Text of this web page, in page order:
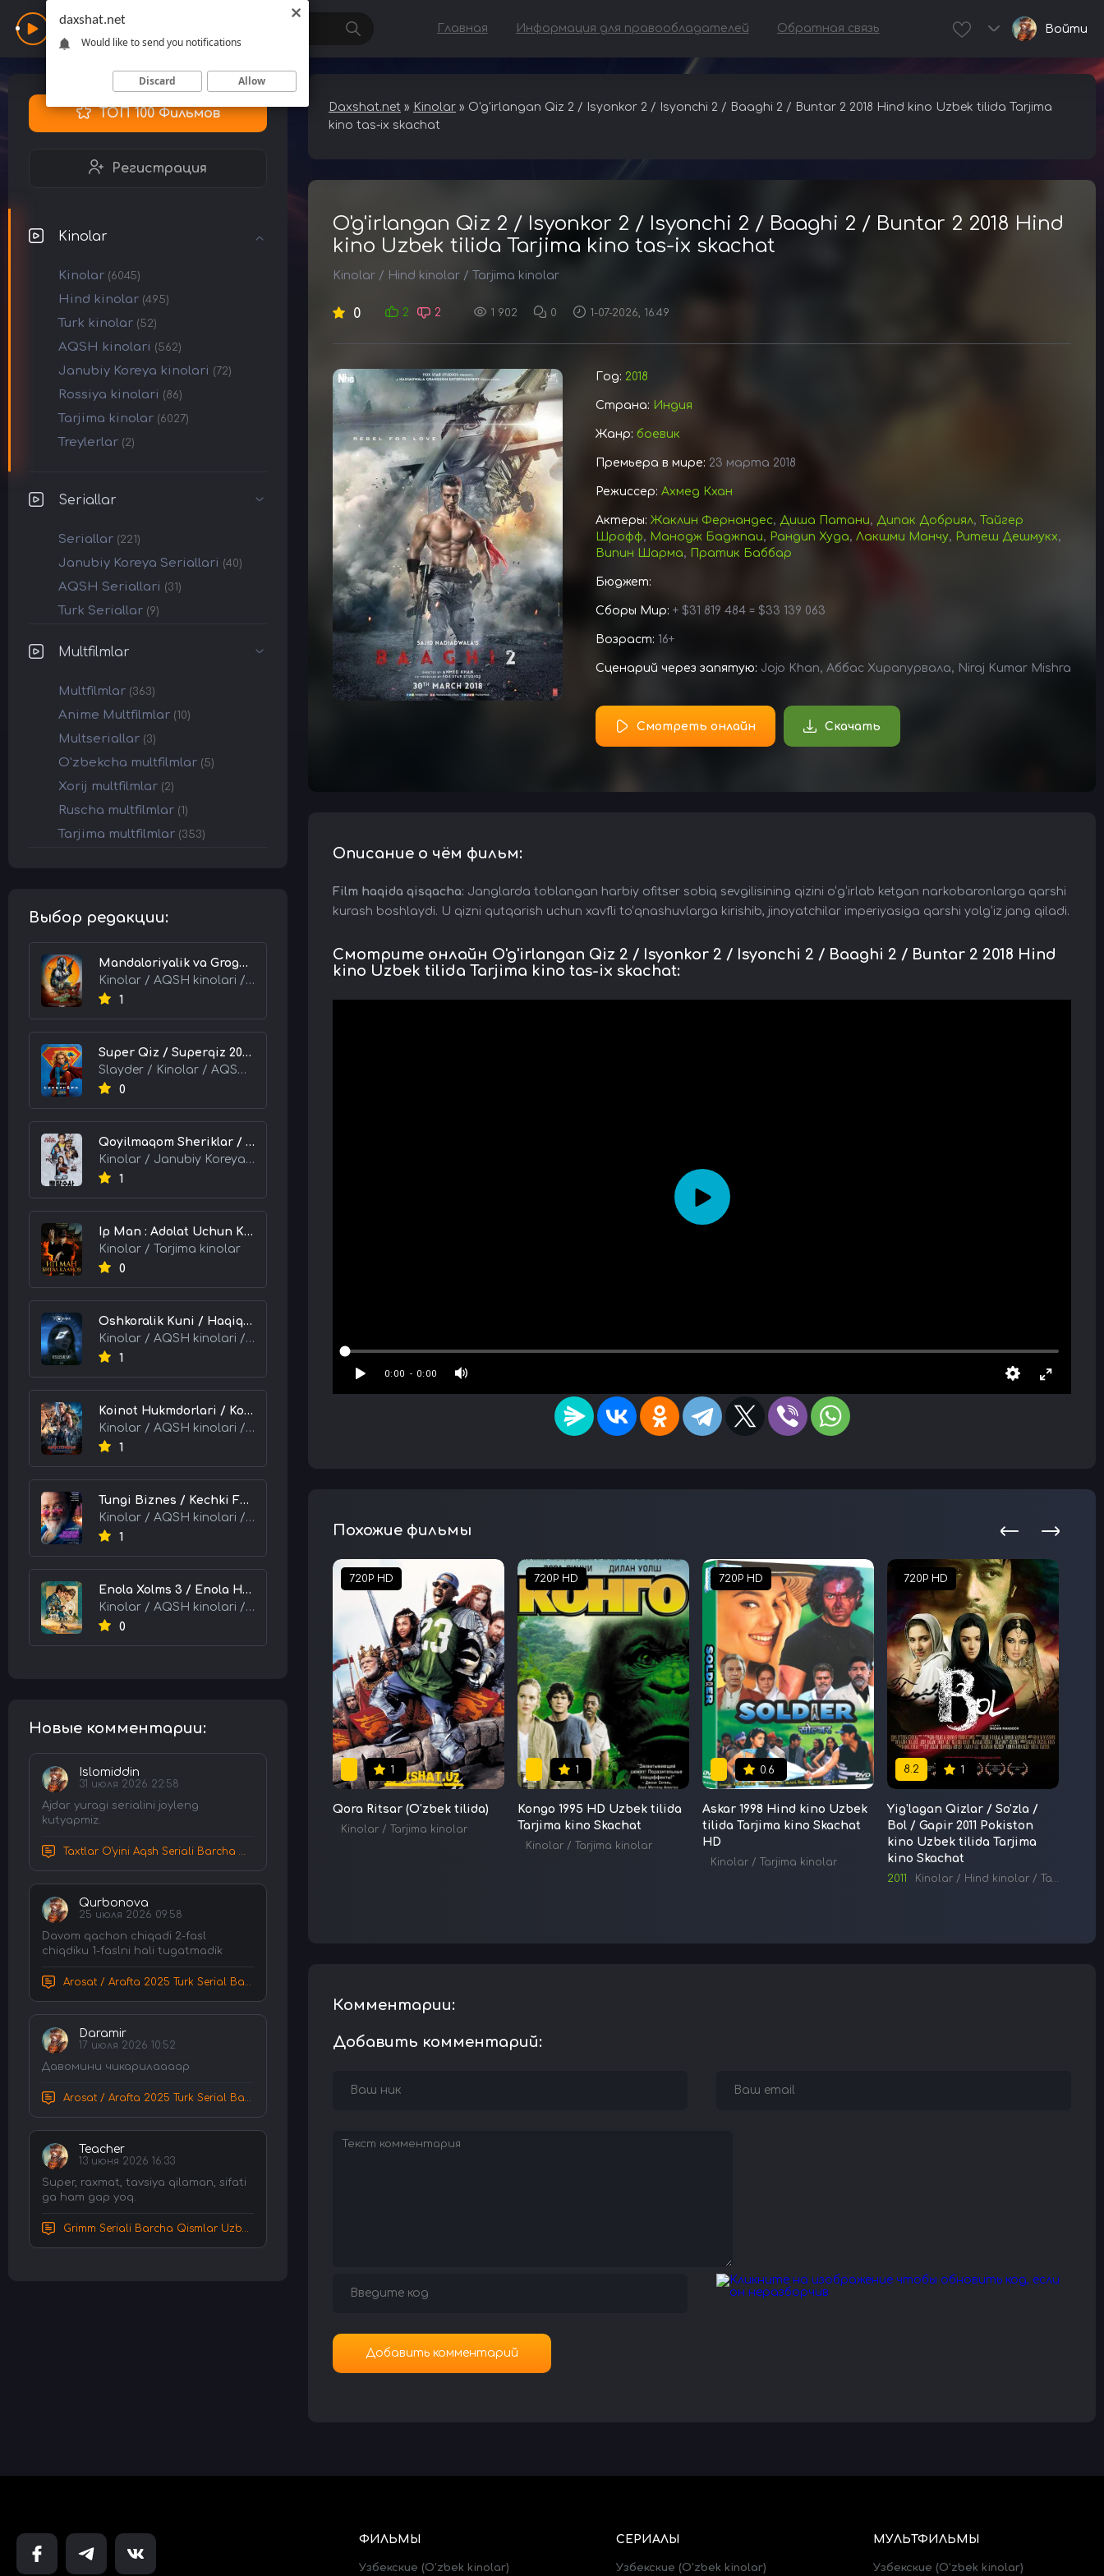
Daxshat Главная Информация для правообладателей Обратная связь Войти
ТОП 100 Фильмов
Регистрация
Kinolar
Kinolar (6045)
Hind kinolar (495)
Turk kinolar (52)
AQSH kinolari (562)
Janubiy Koreya kinolari (72)
Rossiya kinolari (86)
Tarjima kinolar (6027)
Treylerlar (2)
Seriallar
Seriallar (221)
Janubiy Koreya Seriallari (40)
AQSH Seriallari (31)
Turk Seriallar (9)
Multfilmlar
Multfilmlar (363)
Anime Multfilmlar (10)
Multseriallar (3)
O'zbekcha multfilmlar (5)
Xorij multfilmlar (2)
Ruscha multfilmlar (1)
Tarjima multfilmlar (353)
Выбор редакции:
Mandaloriyalik va Grogu 2026 HD Uzbek tilida Tarjima kino skachat tas-ix
Kinolar / AQSH kinolari / Tarjima kinolar
1
Super Qiz / Superqiz 2026 HD Uzbek tilida Tarjima kino skachat tas-ix
Slayder / Kinolar / AQSH kinolari / Tarjima kinolar
0
Qoyilmaqom Sheriklar / Ideal Hamkorlar / Eng Kuchli Duet 2026 HD Uzbek tilida Tarjima kino skachat tas-ix
Kinolar / Janubiy Koreya kinolari / Tarjima kinolar
1
Ip Man : Adolat Uchun Kurash / Ip Man: Klanlar Jangi / Buyuk Ustoz Ip Man 2 2026 HD Uzbek tilida Tarjima kino skachat tas-ix
Kinolar / Tarjima kinolar
0
Oshkoralik Kuni / Haqiqat Oshkor Bo'lgan Kun / Sirlar Ochiladigan Kun 2026 HD Uzbek tilida Tarjima kino skachat tas-ix
Kinolar / AQSH kinolari / Tarjima kinolar
1
Koinot Hukmdorlari / Koinot Himoyachilari / Koinot Egalari 2026 HD Uzbek tilida tas-ix tarjima kino skachat
Kinolar / AQSH kinolari / Tarjima kinolar
1
Tungi Biznes / Kechki Faoliyat / Tijorat 2026 HD Uzbek tilida Tarjima kino skachat tas-ix
Kinolar / AQSH kinolari / Tarjima kinolar
1
Enola Xolms 3 / Enola Holms 3 2026 HD Uzbek tilida Tarjima kino tas-ix skachat
Kinolar / AQSH kinolari / Tarjima kinolar
0
Новые комментарии:
Islomiddin
31 июля 2026 22:58
Ajdar yuragi serialini joyleng
kutyapmiz.
Taxtlar O'yini Aqsh Seriali Barcha Qismlar Uzbek tilida Tarjima Serial HD Skachat
Qurbonova
25 июля 2026 09:58
Davom qachon chiqadi 2-fasl
chiqdiku 1-faslni hali tugatmadik
Arosat / Arafta 2025 Turk Serial Barcha Qismlar Uzbek tilida Tarjima Serial tas-ix skachat
Daramir
17 июля 2026 10:52
Давомини чикарилаааар
Arosat / Arafta 2025 Turk Serial Barcha Qismlar Uzbek tilida Tarjima Serial tas-ix skachat
Teacher
13 июня 2026 16:33
Super, raxmat, tavsiya qilaman, sifati
ga ham gap yoq.
Grimm Seriali Barcha Qismlar Uzbek tilida Tarjima serial HD Skachat
Daxshat.net » Kinolar » O'g'irlangan Qiz 2 / Isyonkor 2 / Isyonchi 2 / Baaghi 2 / Buntar 2 2018 Hind kino Uzbek tilida Tarjima
kino tas-ix skachat
O'g'irlangan Qiz 2 / Isyonkor 2 / Isyonchi 2 / Baaghi 2 / Buntar 2 2018 Hind
kino Uzbek tilida Tarjima kino tas-ix skachat
Kinolar / Hind kinolar / Tarjima kinolar
0 2 2 1 902 0 1-07-2026, 16:49
Год: 2018
Страна: Индия
Жанр: боевик
Премьера в мире: 23 марта 2018
Режиссер: Ахмед Кхан
Актеры: Жаклин Фернандес, Диша Патани, Дипак Добриял, Тайгер
Шрофф, Манодж Баджпаи, Рандип Худа, Лакшми Манчу, Ритеш Дешмукх,
Випин Шарма, Пратик Баббар
Бюджет:
Сборы Мир: + $31 819 484 = $33 139 063
Возраст: 16+
Сценарий через запятую: Jojo Khan, Аббас Хирапурвала, Niraj Kumar Mishra
Смотреть онлайн Скачать
Описание о чём фильм:
Film haqida qisqacha: Janglarda toblangan harbiy ofitser sobiq sevgilisining qizini o‘g‘irlab ketgan narkobaronlarga qarshi
kurash boshlaydi. U qizni qutqarish uchun xavfli to‘qnashuvlarga kirishib, jinoyatchilar imperiyasiga qarshi yolg‘iz jang qiladi.
Смотрите онлайн O'g'irlangan Qiz 2 / Isyonkor 2 / Isyonchi 2 / Baaghi 2 / Buntar 2 2018 Hind
kino Uzbek tilida Tarjima kino tas-ix skachat:
Похожие фильмы
720P HD
1
Qora Ritsar (O'zbek tilida)
Kinolar / Tarjima kinolar
720P HD
1
Kongo 1995 HD Uzbek tilida
Tarjima kino Skachat
Kinolar / Tarjima kinolar
720P HD
0.6
Askar 1998 Hind kino Uzbek
tilida Tarjima kino Skachat
HD
Kinolar / Tarjima kinolar
720P HD
8.2 1
Yig'lagan Qizlar / So'zla /
Bol / Gapir 2011 Pokiston
kino Uzbek tilida Tarjima
kino Skachat
2011 Kinolar / Hind kinolar / Tarjima kinolar
Комментарии:
Добавить комментарий:
ФИЛЬМЫ
Узбекские (O'zbek kinolar)
СЕРИАЛЫ
Узбекские (O'zbek kinolar)
МУЛЬТФИЛЬМЫ
Узбекские (O'zbek kinolar)
daxshat.net
Would like to send you notifications
Discard Allow